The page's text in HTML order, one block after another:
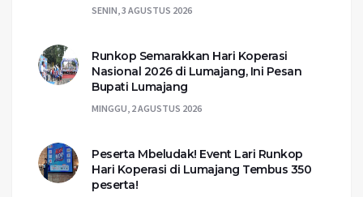
SENIN, 3 AGUSTUS 2026
Runkop Semarakkan Hari Koperasi
Nasional 2026 di Lumajang, Ini Pesan
Bupati Lumajang
MINGGU, 2 AGUSTUS 2026
Peserta Mbeludak! Event Lari Runkop
Hari Koperasi di Lumajang Tembus 350
peserta!